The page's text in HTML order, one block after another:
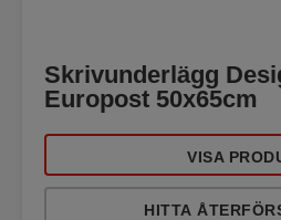
Skrivunderlägg
Europost 50x65cm
VISA
HITTA